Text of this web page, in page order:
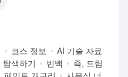
코스 정보
AI 기술 자료
색하기 빈백
즉, 드림